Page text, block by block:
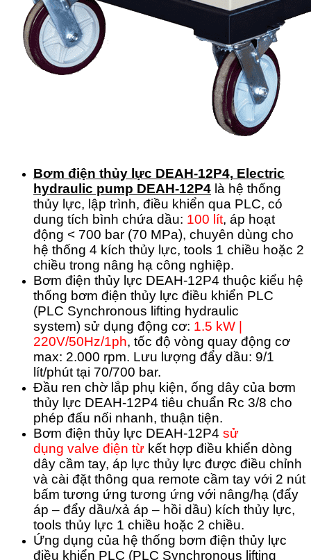
Bơm điện thủy lực DEAH-12P4, Electric
hydraulic pump DEAH-12P4 là hệ thống
thủy lực, lập trình, điều khiển qua PLC, có
dung tích bình chứa dầu: 100 lít, áp hoạt
động < 700 bar (70 MPa), chuyên dùng cho
hệ thống 4 kích thủy lực, tools 1 chiều hoặc 2
chiều trong nâng hạ công nghiệp.
Bơm điện thủy lực DEAH-12P4 thuộc kiểu hệ
thống bơm điện thủy lực điều khiển PLC
(PLC Synchronous lifting hydraulic
system) sử dụng động cơ: 1.5 kW |
220V/50Hz/1ph, tốc độ vòng quay động cơ
max: 2.000 rpm. Lưu lượng đẩy dầu: 9/1
lít/phút tại 70/700 bar.
Đầu ren chờ lắp phụ kiện, ống dây của bơm
thủy lực DEAH-12P4 tiêu chuẩn Rc 3/8 cho
phép đấu nối nhanh, thuận tiện.
Bơm điện thủy lực DEAH-12P4 sử
dụng valve điện từ kết hợp điều khiển dòng
dây cầm tay, áp lực thủy lực được điều chỉnh
và cài đặt thông qua remote cầm tay với 2 nút
bấm tương ứng tương ứng với nâng/hạ (đẩy
áp – đẩy dầu/xả áp – hồi dầu) kích thủy lực,
tools thủy lực 1 chiều hoặc 2 chiều.
Ứng dụng của hệ thống bơm điện thủy lực
điều khiển PLC (PLC Synchronous lifting